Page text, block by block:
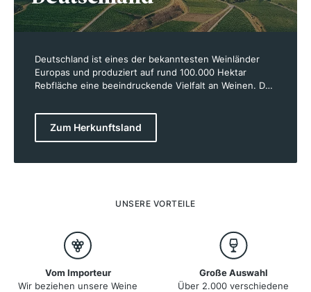
Deutschland ist eines der bekanntesten Weinländer
Europas und produziert auf rund 100.000 Hektar
Rebfläche eine beeindruckende Vielfalt an Weinen. Das
den kühleren Anbaugebieten wie der Mosel und dem
Rheingau außergewöhnlich hohe Qualität erreichen.
entlang der Flüsse Mosel, Rhein und Ahr bieten ideale
Wert auf Qualität und hat ein strenges Weingesetz, das
Zum Herkunftsland
UNSERE VORTEILE
Vom Importeur
Wir beziehen unsere Weine
Große Auswahl
Über 2.000 verschiedene